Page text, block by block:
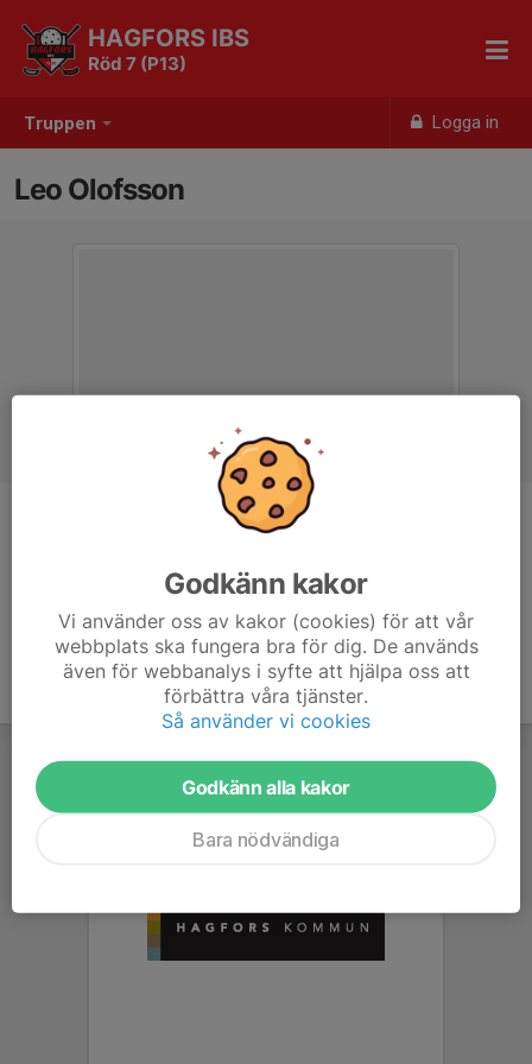
Truppen Logga in
HAGFORS IBS
Röd 7 (P13)
Leo Olofsson
Tränare
Godkänn kakor
Vi använder oss av kakor (cookies) för att vår
webbplats ska fungera bra för dig. De används
även för webbanalys i syfte att hjälpa oss att
förbättra våra tjänster.
Så använder vi cookies
Godkänn alla kakor
Bara nödvändiga